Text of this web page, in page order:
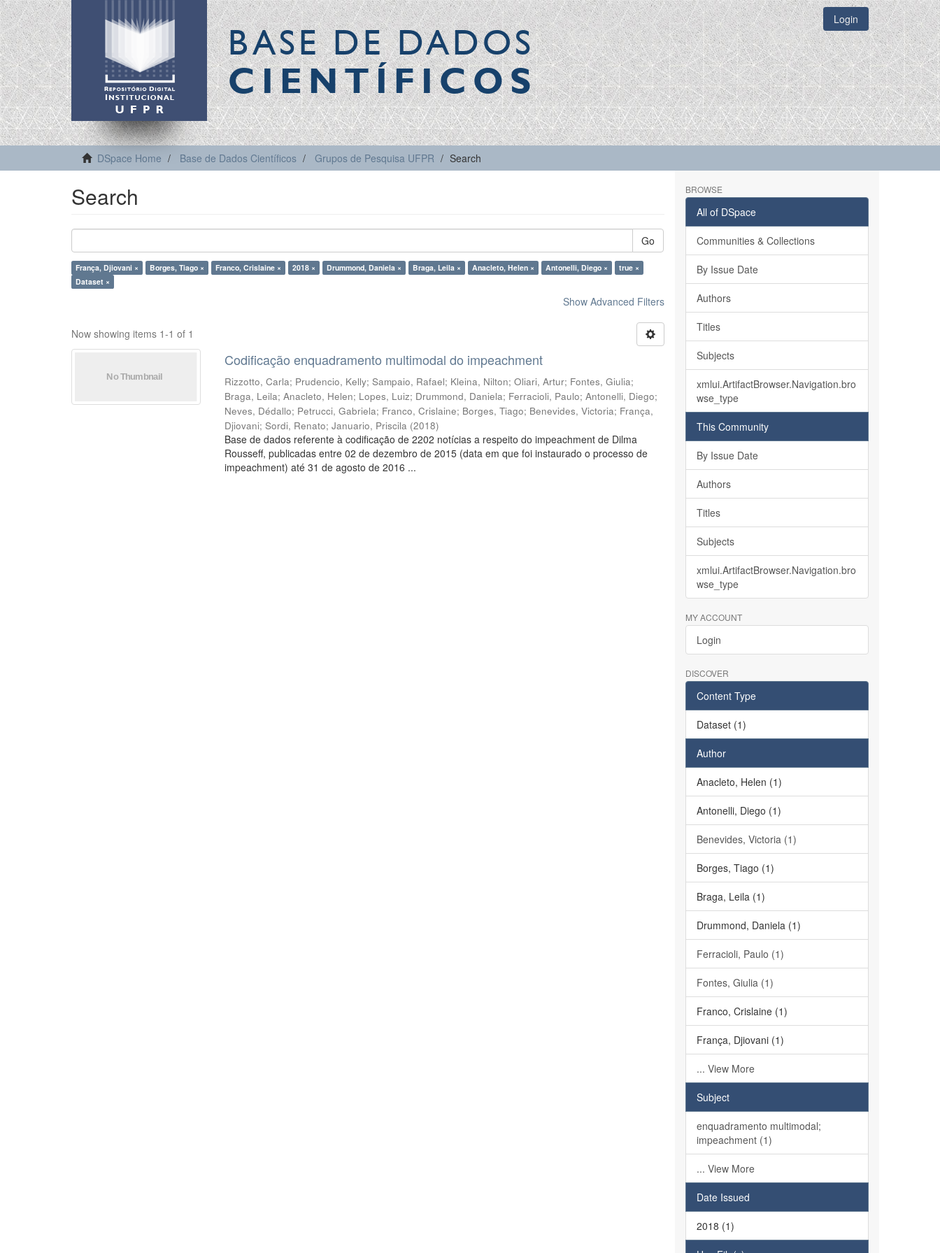
BASE DE DADOS
CIENTÍFICOS
Login
DSpace Home Base de Dados Científicos Grupos de Pesquisa UFPR Search
Search
Go
França, Djiovani × Borges, Tiago × Franco, Crislaine × 2018 × Drummond, Daniela × Braga, Leila × Anacleto, Helen × Antonelli, Diego ×
true ×
Dataset ×
Show Advanced Filters
Now showing items 1-1 of 1
Codificação enquadramento multimodal do impeachment
Rizzotto, Carla; Prudencio, Kelly;Sampaio, Rafael; Kleina, Nilton;Oliari, Artur; Fontes, Giulia;
Braga, Leila;Anacleto, Helen; Lopes, Luiz; Drummond, Daniela; Ferracioli, Paulo;Antonelli, Diego;
Neves, Dédallo; Petrucci, Gabriela; Franco, Crislaine; Borges, Tiago; Benevides, Victoria; França,
Djiovani;Sordi, Renato;Januario, Priscila (2018)
Base de dados referente à codificação de 2202 notícias a respeito do impeachment de Dilma
Rousseff, publicadas entre 02 de dezembro de 2015 (data em que foi instaurado o processo de
impeachment) até 31 de agosto de 2016 ...
BROWSE
All of DSpace
Communities & Collections
By Issue Date
Authors
Titles
Subjects
xmlui.ArtifactBrowser.Navigation.bro
wse_type
This Community
By Issue Date
Authors
Titles
Subjects
xmlui.ArtifactBrowser.Navigation.bro
wse_type
MY ACCOUNT
Login
DISCOVER
Content Type
Dataset (1)
Author
Anacleto, Helen (1)
Antonelli, Diego (1)
Benevides, Victoria (1)
Borges, Tiago (1)
Braga, Leila (1)
Drummond, Daniela (1)
Ferracioli, Paulo (1)
Fontes, Giulia (1)
Franco, Crislaine (1)
França, Djiovani (1)
... View More
Subject
enquadramento multimodal;
impeachment (1)
... View More
Date Issued
2018 (1)